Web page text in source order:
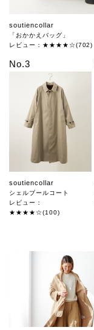
soutiencollar
「おかかえバッグ」
レビュー：★★★★☆(702)
No.3
soutiencollar
シェルブールコート
レビュー：
★★★★☆(100)